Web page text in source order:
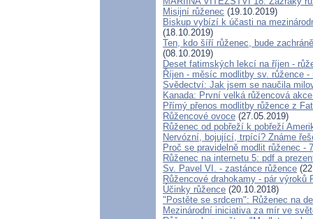
Misijní růženec (19.10.2019)
Biskup vybízí k účasti na
(18.10.2019)
Ten, kdo šíří růženec, bude
(08.10.2019)
Deset fatimských lekcí na říjen -
Říjen - měsíc modlitby sv. růžence
Svědectví: Jak jsem se naučila
Kanada: První velká růžencová
Přímý přenos modlitby růžence z
Růžencové ovoce (27.05.2019)
Růženec od pobřeží k pobřeží
Nervózní, bojující, trpící? Známe
Proč se pravidelně modlit růženec -
Růženec na internetu 5: pdf a
Sv. Pavel VI. - zastánce růžence
Růžencové drahokamy - pár výroků
Účinky růžence (20.10.2018)
"Postěte se srdcem": Růženec na
Mezinárodní iniciativa za mír ve